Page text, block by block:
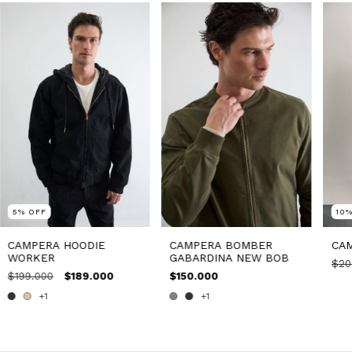
5% OFF
CAMPERA HOODIE
WORKER
$199.000 $189.000
+1
CAMPERA BOMBER
GABARDINA NEW BOB
$150.000
+1
10